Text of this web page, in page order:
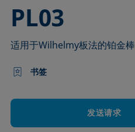
PL03
–
适用于Wilhelmy板法的铂金棒
书签
发送请求